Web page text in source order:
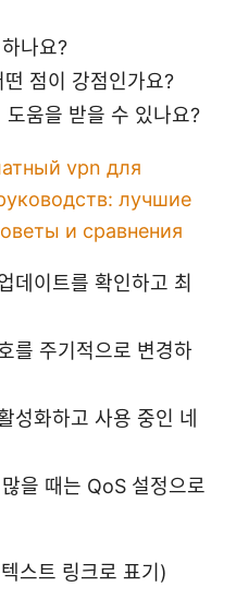
나요?
점이 강점인가요?
움을 받을 수 있나요?
vpn для
лучшие
и сравнения
데이트를 확인하고 최
를 주기적으로 변경하
성화하고 사용 중인 네
을 때는 QoS 설정으로
스트 링크로 표기)